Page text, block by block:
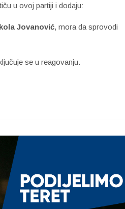
u ovoj partiji i dodaju:
Jovanović, mora da sprovodi
se u reagovanju.